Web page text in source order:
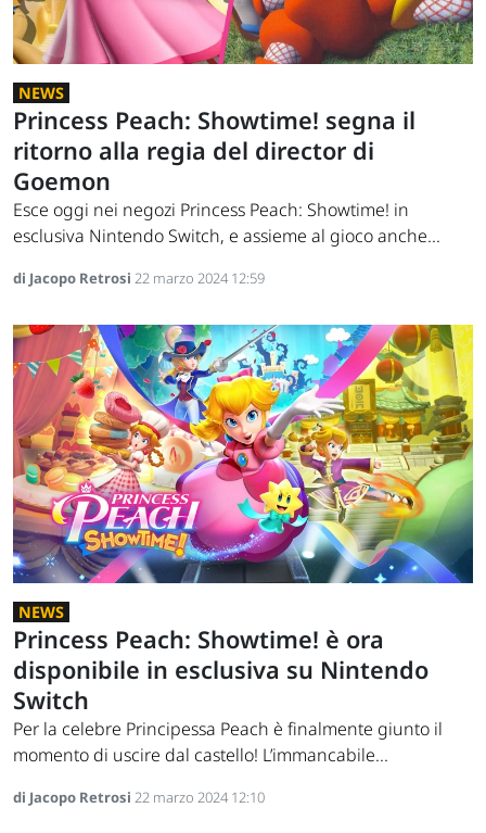
NEWS
Princess Peach: Showtime! segna il
ritorno alla regia del director di
Goemon
Esce oggi nei negozi Princess Peach: Showtime! in
esclusiva Nintendo Switch, e assieme al gioco anche...
di Jacopo Retrosi 22 marzo 2024 12:59
NEWS
Princess Peach: Showtime! è ora
disponibile in esclusiva su Nintendo
Switch
Per la celebre Principessa Peach è finalmente giunto il
momento di uscire dal castello! L’immancabile...
di Jacopo Retrosi 22 marzo 2024 12:10